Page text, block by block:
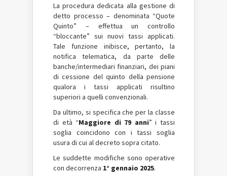
La procedura dedicata alla gestione di
detto processo – denominata “Quote
Quinto” – effettua un controllo
“bloccante” sui nuovi tassi applicati.
Tale funzione inibisce, pertanto, la
notifica telematica, da parte delle
banche/intermediari finanziari, dei piani
di cessione del quinto della pensione
qualora i tassi applicati risultino
superiori a quelli convenzionali.
Da ultimo, si specifica che per la classe
di età “Maggiore di 79 anni” i tassi
soglia coincidono con i tassi soglia
usura di cui al decreto sopra citato.
Le suddette modifiche sono operative
con decorrenza 1° gennaio 2025.